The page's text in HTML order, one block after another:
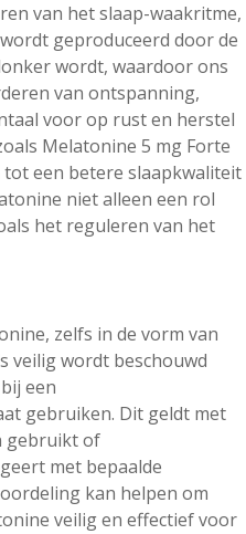
van het slaap-waakritme,
geproduceerd door de
wordt, waardoor ons
van ontspanning,
voor op rust en herstel
Melatonine 5 mg Forte
een betere slaapkwaliteit
niet alleen een rol
het reguleren van het
zelfs in de vorm van
veilig wordt beschouwd
een
gebruiken. Dit geldt met
gebruikt of
met bepaalde
kan helpen om
veilig en effectief voor